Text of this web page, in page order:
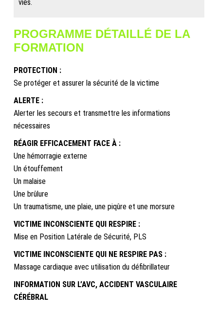
vies.
PROGRAMME DÉTAILLÉ DE LA
FORMATION
PROTECTION :
Se protéger et assurer la sécurité de la victime
ALERTE :
Alerter les secours et transmettre les informations
nécessaires
RÉAGIR EFFICACEMENT FACE À :
Une hémorragie externe
Un étouffement
Un malaise
Une brûlure
Un traumatisme, une plaie, une piqûre et une morsure
VICTIME INCONSCIENTE QUI RESPIRE :
Mise en Position Latérale de Sécurité, PLS
VICTIME INCONSCIENTE QUI NE RESPIRE PAS :
Massage cardiaque avec utilisation du défibrillateur
INFORMATION SUR L’AVC, ACCIDENT VASCULAIRE
CÉRÉBRAL